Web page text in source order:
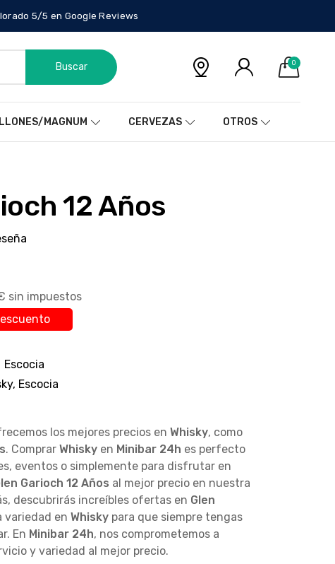
5/5 en Google Reviews
0
Buscar
MAGNUM CERVEZAS OTROS
12 Años
sin impuestos
Escocia
Escocia
los mejores precios en Whisky, como
. Comprar Whiskyen Minibar 24h es perfecto
eventos o simplemente para disfrutar en
Garioch 12 Años al mejor precio en nuestra
descubrirás increíbles ofertas en Glen
variedad en Whiskypara que siempre tengas
En Minibar 24h, nos comprometemos a
y variedad al mejor precio.